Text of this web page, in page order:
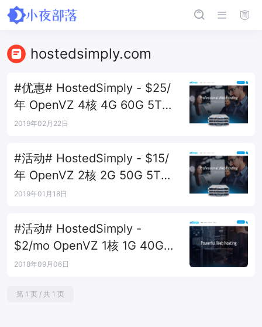
hostedsimply.com
#优惠# HostedSimply - $25/
年 OpenVZ 4核 4G 60G 5T
100M 洛杉矶
2019年02月22日
#活动# HostedSimply - $15/
年 OpenVZ 2核 2G 50G 5T
1G 洛杉矶
2019年01月18日
#活动# HostedSimply -
$2/mo OpenVZ 1核 1G 40G
1T 1G 洛杉矶
2018年09月06日
第 1 页 / 共 1 页